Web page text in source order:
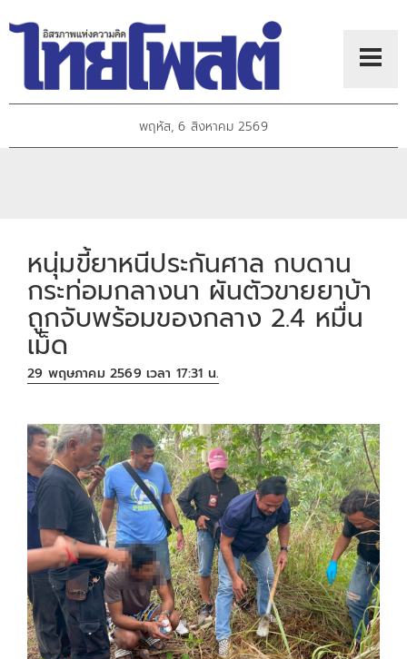
พฤหัส, 6 สิงหาคม 2569
หนุ่มขี้ยาหนีประกันศาล กบดาน
กระท่อมกลางนา ผันตัวขายยาบ้า
ถูกจับพร้อมของกลาง 2.4 หมื่น
เม็ด
29 พฤษภาคม 2569 เวลา 17:31 น.